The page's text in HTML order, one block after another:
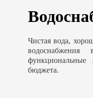
Чистая вода,
бюджета.